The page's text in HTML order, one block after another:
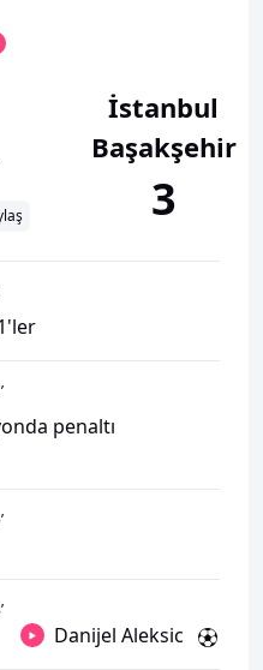
İstanbul
Başakşehir
3
’
penaltı
’
’
Danijel Aleksic